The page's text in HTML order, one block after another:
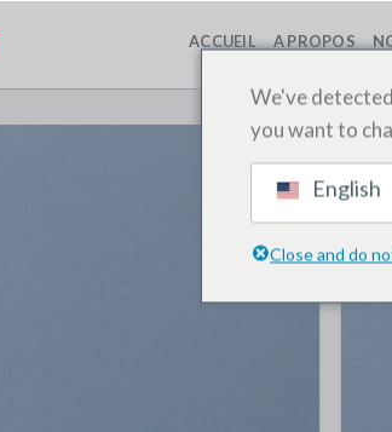
ACCUEIL A PROPOS
We've
you want to
English
Close and do